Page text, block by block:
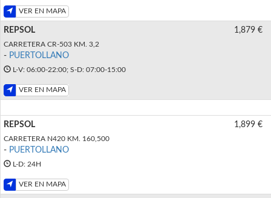
VER EN MAPA
REPSOL
CARRETERA CR-503 KM. 3,2
- PUERTOLLANO
L-V: 06:00-22:00; S-D: 07:00-15:00
VER EN MAPA
1,879 €
REPSOL
CARRETERA N420 KM. 160,500
- PUERTOLLANO
L-D: 24H
VER EN MAPA
1,899 €